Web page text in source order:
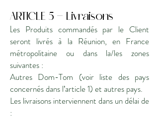
ARTICLE 5 - Livraisons
Les Produits commandés par le Client
seront livrés à la Réunion, en France
métropolitaine ou dans la/les zones
suivantes :
Autres Dom-Tom (voir liste des pays
concernés dans l’article 1) et autres pays.
Les livraisons interviennent dans un délai de
: